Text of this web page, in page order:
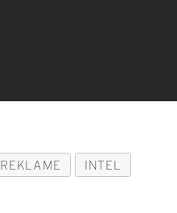
REKLAME INTEL